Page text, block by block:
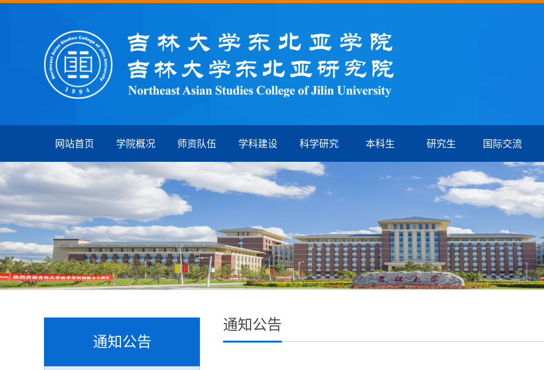
网站首页 学院概况 师资队伍 学科建设 科学研究 本科生 研究生 国际交流
通知公告
通知公告